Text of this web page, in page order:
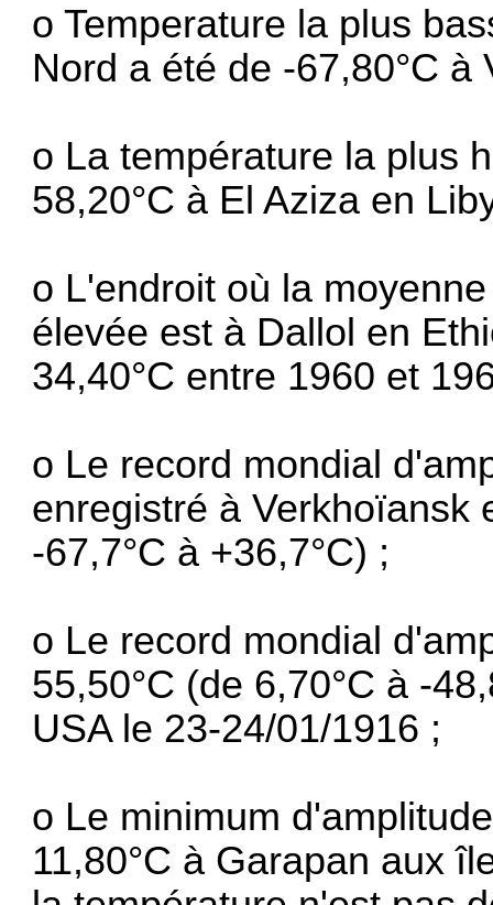
o Temperature la plus
Nord a été de -67,80°C
o La température la plus
58,20°C à El Aziza en
o L'endroit où la
élevée est à Dallol en
34,40°C entre 1960 et
o Le record mondial
enregistré à Verkhoïansk
-67,7°C à +36,7°C) ;
o Le record mondial
55,50°C (de 6,70°C à -
USA le 23-24/01/1916 ;
o Le minimum
11,80°C à Garapan aux